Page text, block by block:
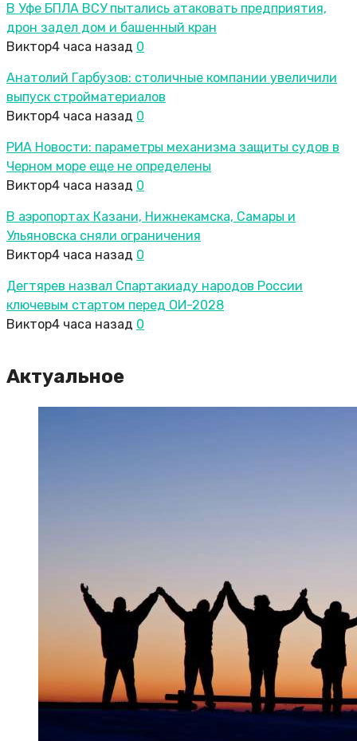
В Уфе БПЛА ВСУ пытались атаковать предприятия,
дрон задел дом и башенный кран
Виктор4 часа назад 0
Анатолий Гарбузов: столичные компании увеличили
выпуск стройматериалов
Виктор4 часа назад 0
РИА Новости: параметры механизма защиты судов в
Черном море еще не определены
Виктор4 часа назад 0
В аэропортах Казани, Нижнекамска, Самары и
Ульяновска сняли ограничения
Виктор4 часа назад 0
Дегтярев назвал Спартакиаду народов России
ключевым стартом перед ОИ-2028
Виктор4 часа назад 0
Актуальное